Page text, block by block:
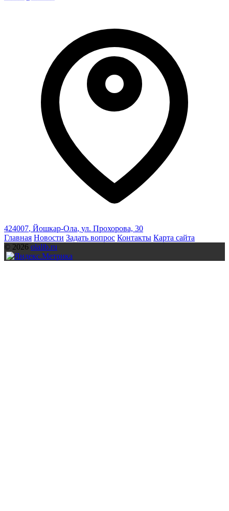
424007, Йошкар-Ола, ул. Прохорова, 30
Главная Новости Задать вопрос Контакты Карта сайта
© 2026 olalib.ru